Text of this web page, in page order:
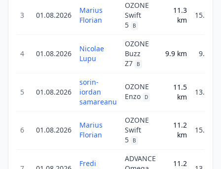
3 01.08.2026
Marius
Florian
OZONE
Swift
5
B
11.3
km
15.8
4 01.08.2026
Nicolae
Lupu
OZONE
Buzz
Z7
B
9.9 km 9.9
5 01.08.2026
sorin-
iordan
samareanu
OZONE
Enzo
D
11.5
km
13.8
6 01.08.2026
Marius
Florian
OZONE
Swift
5
B
11.2
km
15.7
Fredi
ADVANCE
11.2